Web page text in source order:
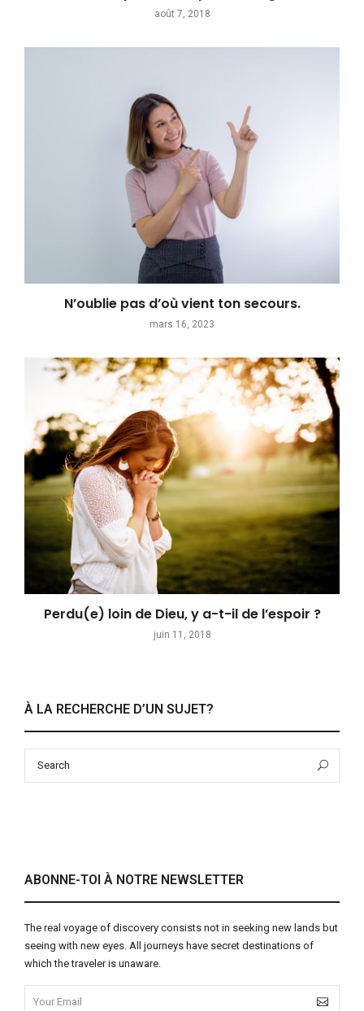
août 7, 2018
N’oublie pas d’où vient ton secours.
mars 16, 2023
Perdu(e) loin de Dieu, y a-t-il de l’espoir ?
juin 11, 2018
À LA RECHERCHE D’UN SUJET?
ABONNE-TOI À NOTRE NEWSLETTER
The real voyage of discovery consists not in seeking new lands but
seeing with new eyes. All journeys have secret destinations of
which the traveler is unaware.